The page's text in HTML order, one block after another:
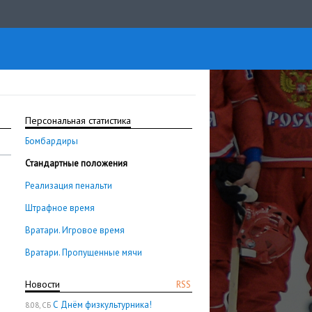
Персональная статистика
Бомбардиры
Стандартные положения
Реализация пенальти
Штрафное время
Вратари. Игровое время
Вратари. Пропущенные мячи
RSS
Новости
8.08, СБ С Днём физкультурника!